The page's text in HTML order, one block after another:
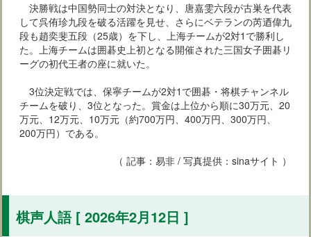
決勝戦は中国勢同士の対決となり、唐嘉雯六段が古巣を代表
して呉侑珍九段を破る活躍を見せ、さらにベテランの芮迺偉九
段も趙奕斐五段（25歳）を下し、上海チームが2対1で勝利し
た。上海チームは囲碁史上初となる開催された三国女子囲碁リ
ーグの初代王者の座に就いた。
3位決定戦では、保寧チームが2対1で囲碁・将棋チャンネル
チームを破り、3位となった。賞金は上位から順に30万元、20
万元、12万元、10万元（約700万円、400万円、300万円、
200万円）である。
（ 記事：易非 / 写真提供：sinaサイト ）
棋声人語 [ 2026年2月12日 ]